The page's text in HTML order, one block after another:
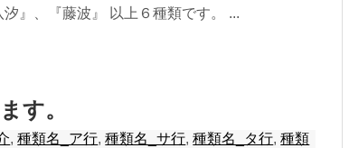
』、『藤波』 以上６種類です。 ...
す。
,種類名_ア行,種類名_サ行,種類名_タ行,種類